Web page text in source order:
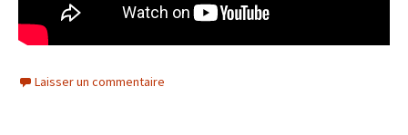
Laisser un commentaire